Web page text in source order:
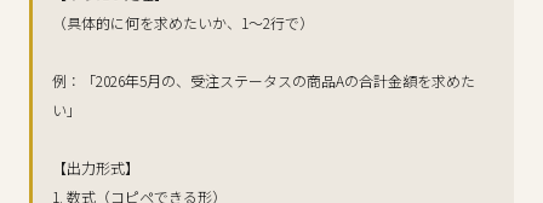
（具体的に何を求めたいか、1〜2行で）
例：「2026年5月の、受注ステータスの商品Aの合計金額を求めた
い」
【出力形式】
1. 数式（コピペできる形）